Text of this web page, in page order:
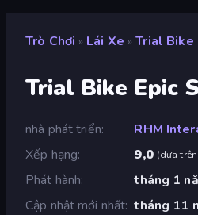
Trò Chơi » Lái Xe » Trial Bike
Trial Bike Epic
nhà phát triển
RHM
Xếp hạng
9,0 (dựa
Phát hành
tháng 1
Cập nhật mới nhất tháng 11